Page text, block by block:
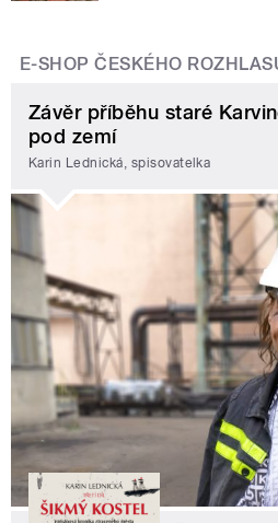
E-SHOP ČESKÉHO
Závěr příběhu staré
pod zemí
Karin Lednická, spisovatelka